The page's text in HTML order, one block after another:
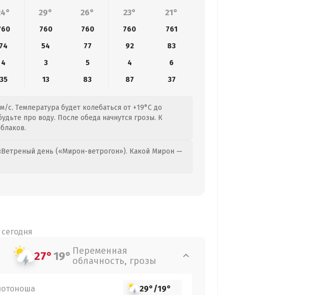
29° 26° 23° 21°
760 760 760
761
74 54 77 92
83
4 3 5 4
6
35 13 83 87 37
с. Температура будет колебаться от +19°C до
про воду. После обеда начнутся грозы. К
день («Мирон-ветрогон»). Какой Мирон —
27°19° Переменная
облачность, грозы
29°/19°